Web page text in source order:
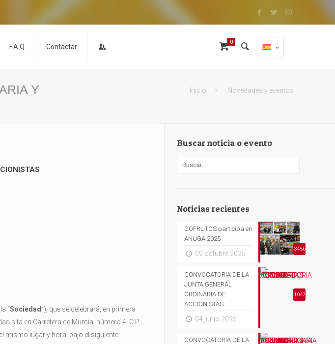
F.A.Q. Contactar
0
Y
Inicio Novedades y eventos
“Sociedad”), que se celebrará, en primera
sita en Carretera de Murcia, número 4, C.P.
mismo lugar y hora, bajo el siguiente:
Buscar noticia o evento
Noticias recientes
3456
COFRUTOS participa en
ANUGA 2025
09 octubre 2025
1042
CONVOCATORIA DE LA
JUNTA GENERAL
ORDINARIA DE
ACCIONISTAS
04 junio 2025
CONVOCATORIA DE LA